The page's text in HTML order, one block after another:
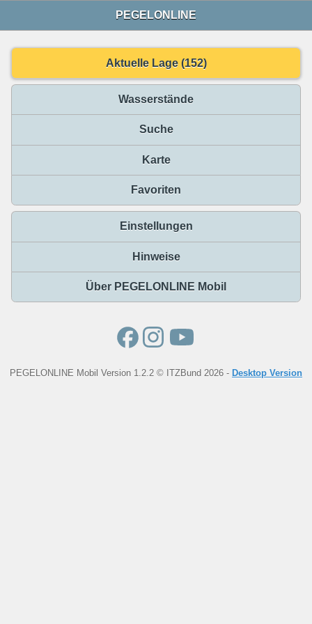
PEGELONLINE
Aktuelle Lage (152)
Wasserstände
Suche
Karte
Favoriten
Einstellungen
Hinweise
Über PEGELONLINE Mobil
PEGELONLINE Mobil Version 1.2.2 © ITZBund 2026 - Desktop Version